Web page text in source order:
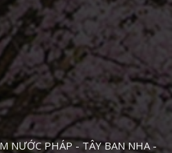
NƯỚC PHÁP - TÂY BAN NHA -